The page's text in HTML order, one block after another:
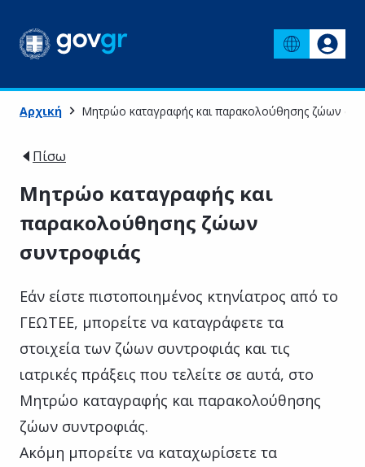
Αρχική Μητρώο καταγραφής και παρακολούθησης ζώων
Πίσω
Μητρώο καταγραφής και
παρακολούθησης ζώων
συντροφιάς
Εάν είστε πιστοποιημένος κτηνίατρος από το
ΓΕΩΤΕΕ, μπορείτε να καταγράφετε τα
στοιχεία των ζώων συντροφιάς και τις
ιατρικές πράξεις που τελείτε σε αυτά, στο
Μητρώο καταγραφής και παρακολούθησης
ζώων συντροφιάς.
Ακόμη μπορείτε να καταχωρίσετε τα